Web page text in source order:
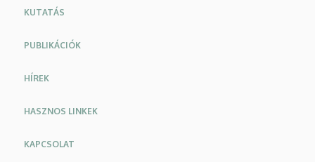
KUTATÁS
PUBLIKÁCIÓK
HÍREK
HASZNOS LINKEK
KAPCSOLAT